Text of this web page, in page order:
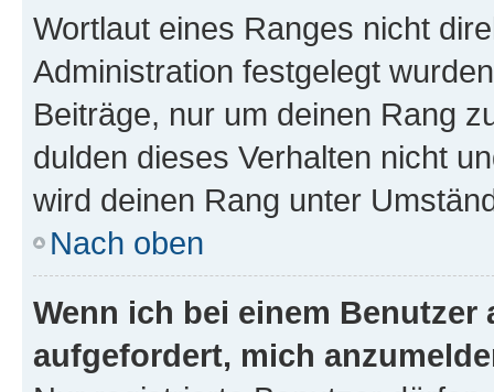
Wortlaut eines Ranges nicht
Administration festgelegt
Beiträge, nur um deinen Rang
dulden dieses Verhalten nicht
wird deinen Rang unter
Nach oben
Wenn ich bei einem
aufgefordert, mich